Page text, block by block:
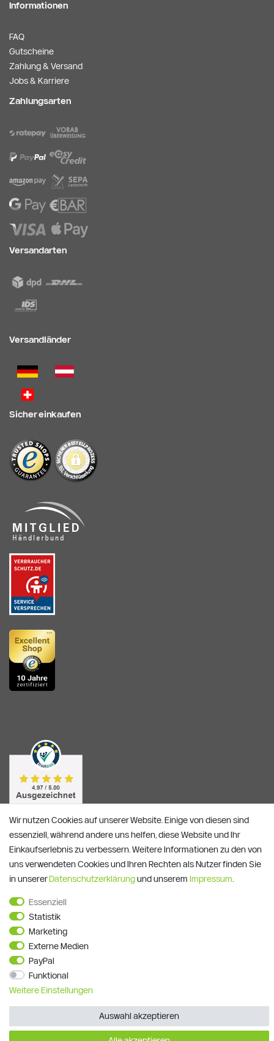
Informationen
FAQ
Gutscheine
Zahlung & Versand
Jobs & Karriere
Zahlungsarten
Versandarten
Versandländer
Sicher einkaufen
Alle Preise verstehen sich inkl. ges. MwSt. und zzgl.
© Copyright 2026 | Alle Rechte vorbehalten.
Wir nutzen Cookies auf unserer Website. Einige von diesen sind
essenziell, während andere uns helfen, diese Website und Ihr
Einkaufserlebnis zu verbessern. Weitere Informationen zu den von
uns verwendeten Cookies und Ihren Rechten als Nutzer finden Sie
in unsererDaten­schutz­erklärungund unserem Impressum
Essenziell
Statistik
Marketing
Externe Medien
PayPal
Funktional
Weitere Einstellungen
Auswahl akzeptieren